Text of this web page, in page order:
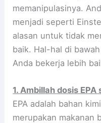
memanipulasinya.
menjadi seperti
alasan untuk tidak
baik. Hal-hal di
Anda bekerja lebih
1. Ambillah dosis
EPA adalah bahan
merupakan makanan